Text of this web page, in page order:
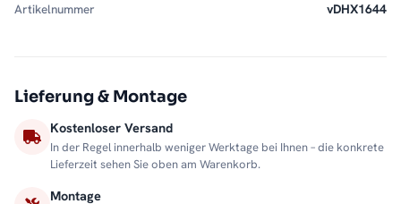
Artikelnummer vDHX1644
Lieferung & Montage
Kostenloser Versand
In der Regel innerhalb weniger Werktage bei Ihnen – die konkrete
Lieferzeit sehen Sie oben am Warenkorb.
Montage